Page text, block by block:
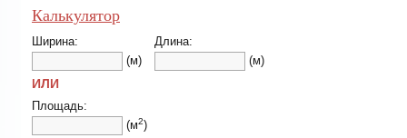
Калькулятор
Ширина:
(м)
Длина:
(м)
ИЛИ
Площадь:
(м2)